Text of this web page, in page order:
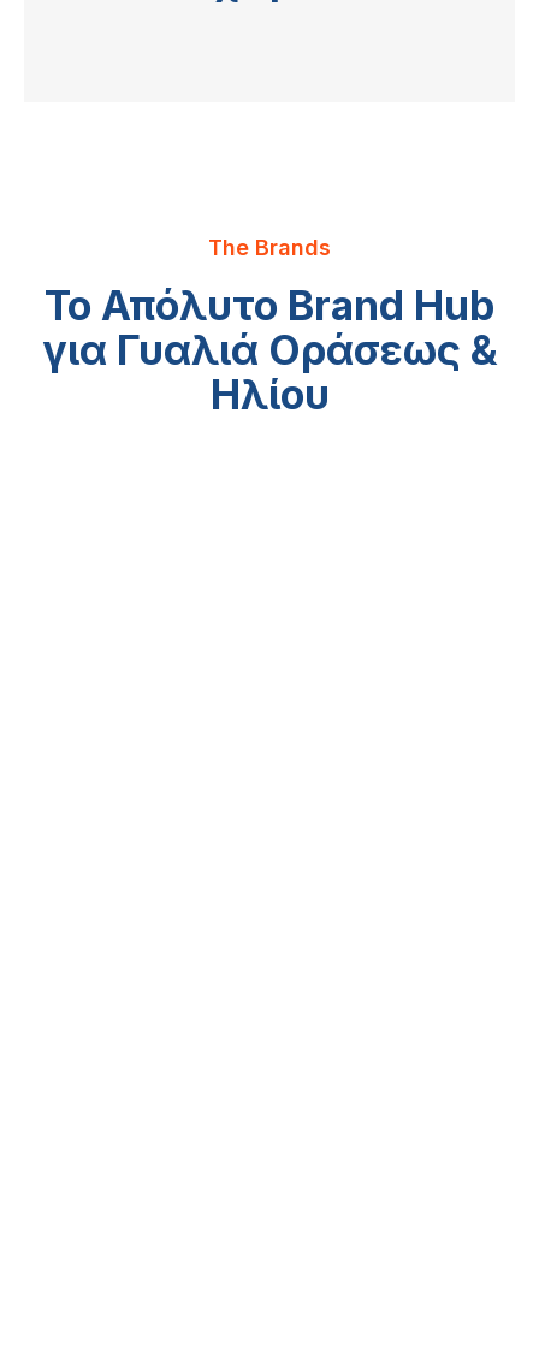
The Brands
Το Απόλυτο Brand Hub
για Γυαλιά Οράσεως &
Ηλίου